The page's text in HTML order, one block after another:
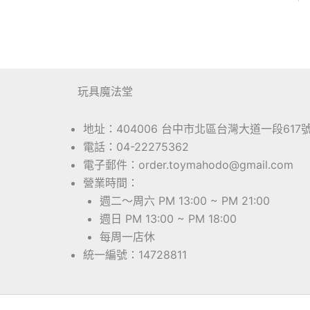
玩具魔法堂
地址：404006 台中市北區台灣大道一段617
電話：04-22275362
電子郵件：order.toymahodo@gmail.com
營業時間：
週二～周六 PM 13:00 ~ PM 21:00
週日 PM 13:00 ~ PM 18:00
每周一店休
統一編號：14728811